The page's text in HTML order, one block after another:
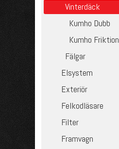
Vinterdäck
Kumho Dubb
Kumho Friktion
Fälgar
Elsystem
Exteriör
Felkodläsare
Filter
Framvagn